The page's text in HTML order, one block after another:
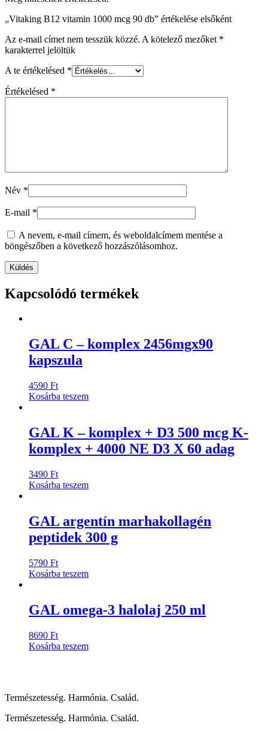
„Vitaking B12 vitamin 1000 mcg 90 db” értékelése elsőként
Az e-mail címet nem tesszük közzé. A kötelező mezőket *
karakterrel jelöltük
A te értékelésed *
Értékelésed *
Név *
E-mail *
A nevem, e-mail címem, és weboldalcímem mentése a
böngészőben a következő hozzászólásomhoz.
Kapcsolódó termékek
GAL C – komplex 2456mgx90
kapszula
4590 Ft
Kosárba teszem
GAL K – komplex + D3 500 mcg K-
komplex + 4000 NE D3 X 60 adag
3490 Ft
Kosárba teszem
GAL argentín marhakollagén
peptidek 300 g
5790 Ft
Kosárba teszem
GAL omega-3 halolaj 250 ml
8690 Ft
Kosárba teszem
Természetesség. Harmónia. Család.
Természetesség. Harmónia. Család.